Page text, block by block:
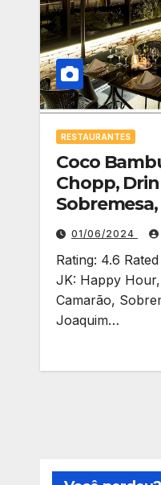
RESTAURANTES
Coco
Chopp,
01/06/2024
Rating: 4.6
JK: Happy
Camarão,
Joaquim…